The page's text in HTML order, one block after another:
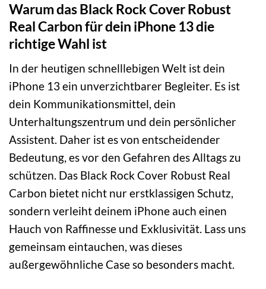
Warum das Black Rock Cover Robust
Real Carbon für dein iPhone 13 die
richtige Wahl ist
In der heutigen schnelllebigen Welt ist dein
iPhone 13 ein unverzichtbarer Begleiter. Es ist
dein Kommunikationsmittel, dein
Unterhaltungszentrum und dein persönlicher
Assistent. Daher ist es von entscheidender
Bedeutung, es vor den Gefahren des Alltags zu
schützen. Das Black Rock Cover Robust Real
Carbon bietet nicht nur erstklassigen Schutz,
sondern verleiht deinem iPhone auch einen
Hauch von Raffinesse und Exklusivität. Lass uns
gemeinsam eintauchen, was dieses
außergewöhnliche Case so besonders macht.